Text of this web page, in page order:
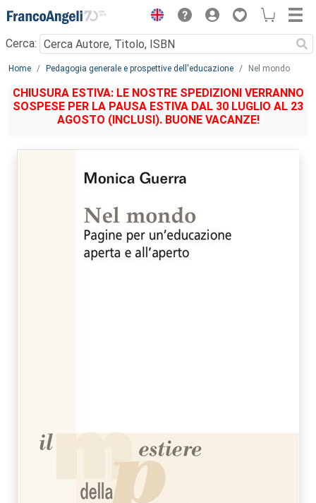
Menu
Cerca:
Main content
Home Pedagogia generale e prospettive dell'educazione Nel mondo
CHIUSURA ESTIVA: LE NOSTRE SPEDIZIONI VERRANNO
SOSPESE PER LA PAUSA ESTIVA DAL 30 LUGLIO AL 23
AGOSTO (INCLUSI). BUONE VACANZE!